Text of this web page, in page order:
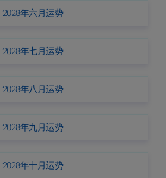
2028年六月运势
2028年七月运势
2028年八月运势
2028年九月运势
2028年十月运势